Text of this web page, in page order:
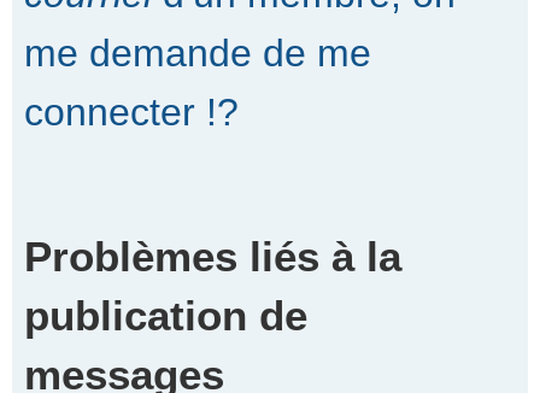
me demande de me
connecter !?
Problèmes liés à la
publication de
messages